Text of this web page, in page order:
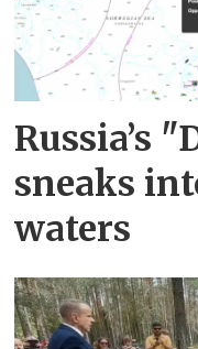
Russia’s
sneaks
waters